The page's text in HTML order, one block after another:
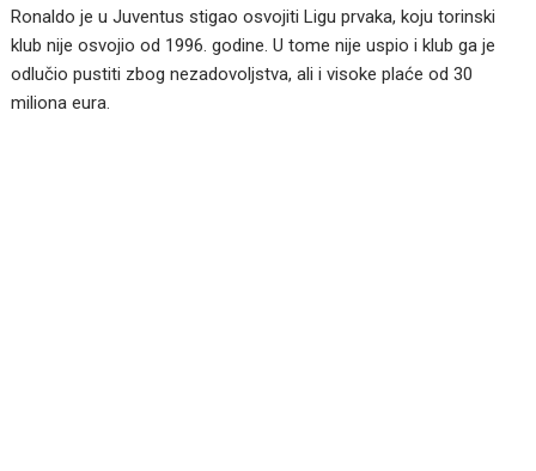
Ronaldo je u Juventus stigao osvojiti Ligu prvaka, koju torinski
klub nije osvojio od 1996. godine. U tome nije uspio i klub ga je
odlučio pustiti zbog nezadovoljstva, ali i visoke plaće od 30
miliona eura.